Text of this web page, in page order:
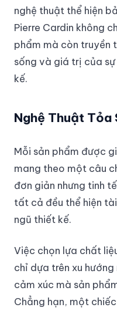
nghệ thuật thể hiện
Pierre Cardin không
phẩm mà còn truyền
sống và giá trị của
kế.
Nghệ Thuật Tỏa
Mỗi sản phẩm được
mang theo một câu
đơn giản nhưng tinh
tất cả đều thể hiện
ngũ thiết kế.
Việc chọn lựa chất
chỉ dựa trên xu
cảm xúc mà sản
Chẳng hạn, một